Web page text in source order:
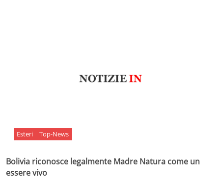
Esteri Top-News
Bolivia riconosce legalmente Madre Natura come un
essere vivo